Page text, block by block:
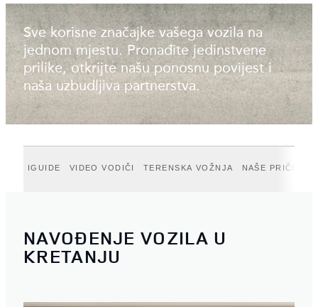
Sve korisne značajke vašega vozila na
jednom mjestu. Pronađite jedinstvene
prilike, otkrijte našu ponosnu povijest i
naša uzbudljiva partnerstva.
IGUIDE VIDEO VODIČI TERENSKA VOŽNJA NAŠE PRIČE
NAVOĐENJE VOZILA U
KRETANJU